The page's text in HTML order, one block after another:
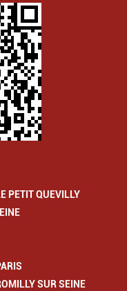
PETIT QUEVILLY
SUR SEINE